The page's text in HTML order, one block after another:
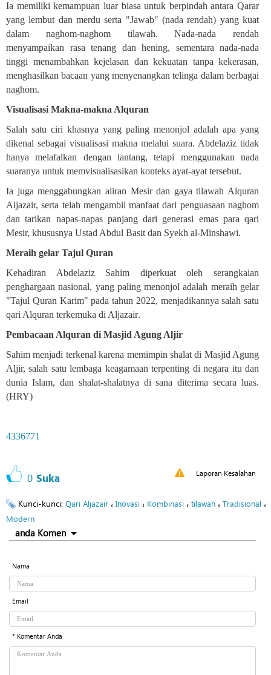
Ia memiliki kemampuan luar biasa untuk berpindah antara Qarar
yang lembut dan merdu serta "Jawab" (nada rendah) yang kuat
dalam naghom-naghom tilawah. Nada-nada rendah
menyampaikan rasa tenang dan hening, sementara nada-nada
tinggi menambahkan kejelasan dan kekuatan tanpa kekerasan,
menghasilkan bacaan yang menyenangkan telinga dalam berbagai
naghom.
Visualisasi Makna-makna Alquran
Salah satu ciri khasnya yang paling menonjol adalah apa yang
dikenal sebagai visualisasi makna melalui suara. Abdelaziz tidak
hanya melafalkan dengan lantang, tetapi menggunakan nada
suaranya untuk memvisualisasikan konteks ayat-ayat tersebut.
Ia juga menggabungkan aliran Mesir dan gaya tilawah Alquran
Aljazair, serta telah mengambil manfaat dari penguasaan naghom
dan tarikan napas-napas panjang dari generasi emas para qari
Mesir, khususnya Ustad Abdul Basit dan Syekh al-Minshawi.
Meraih gelar Tajul Quran
Kehadiran Abdelaziz Sahim diperkuat oleh serangkaian
penghargaan nasional, yang paling menonjol adalah meraih gelar
"Tajul Quran Karim" pada tahun 2022, menjadikannya salah satu
qari Alquran terkemuka di Aljazair.
Pembacaan Alquran di Masjid Agung Aljir
Sahim menjadi terkenal karena memimpin shalat di Masjid Agung
Aljir, salah satu lembaga keagamaan terpenting di negara itu dan
dunia Islam, dan shalat-shalatnya di sana diterima secara luas.
(HRY)
4336771
0 Suka Laporan Kesalahan
Kunci-kunci: Qari Aljazair ، Inovasi ، Kombinasi ، tilawah ، Tradisional ،
Modern
anda Komen
Nama
Email
* Komentar Anda